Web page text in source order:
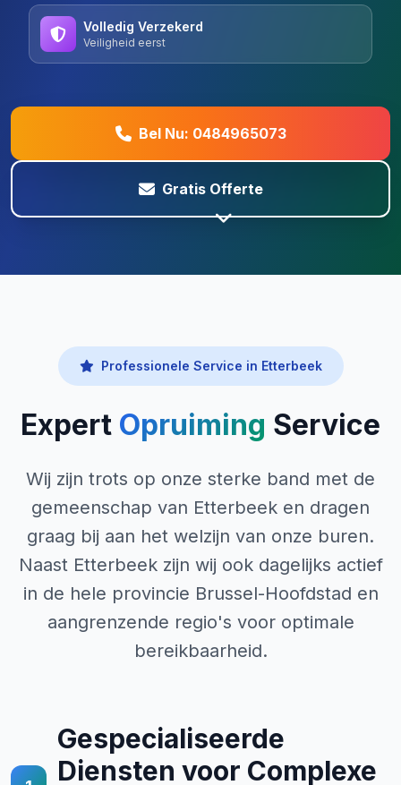
Volledig Verzekerd
Veiligheid eerst
Bel Nu: 0484965073
Gratis Offerte
Professionele Service in Etterbeek
Expert Opruiming Service
Wij zijn trots op onze sterke band met de
gemeenschap van Etterbeek en dragen
graag bij aan het welzijn van onze buren.
Naast Etterbeek zijn wij ook dagelijks actief
in de hele provincie Brussel-Hoofdstad en
aangrenzende regio's voor optimale
bereikbaarheid.
Gespecialiseerde
Diensten voor Complexe